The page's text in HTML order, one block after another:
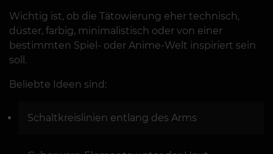
Wichtig ist, ob die Tätowierung eher technisch,
düster, farbig, minimalistisch oder von einer
bestimmten Spiel- oder Anime-Welt inspiriert sein
soll.
Beliebte Ideen sind:
Schaltkreislinien entlang des Arms